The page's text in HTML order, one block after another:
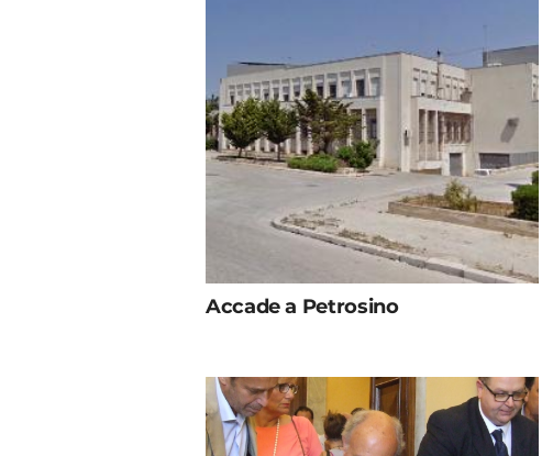
Accade a Petrosino